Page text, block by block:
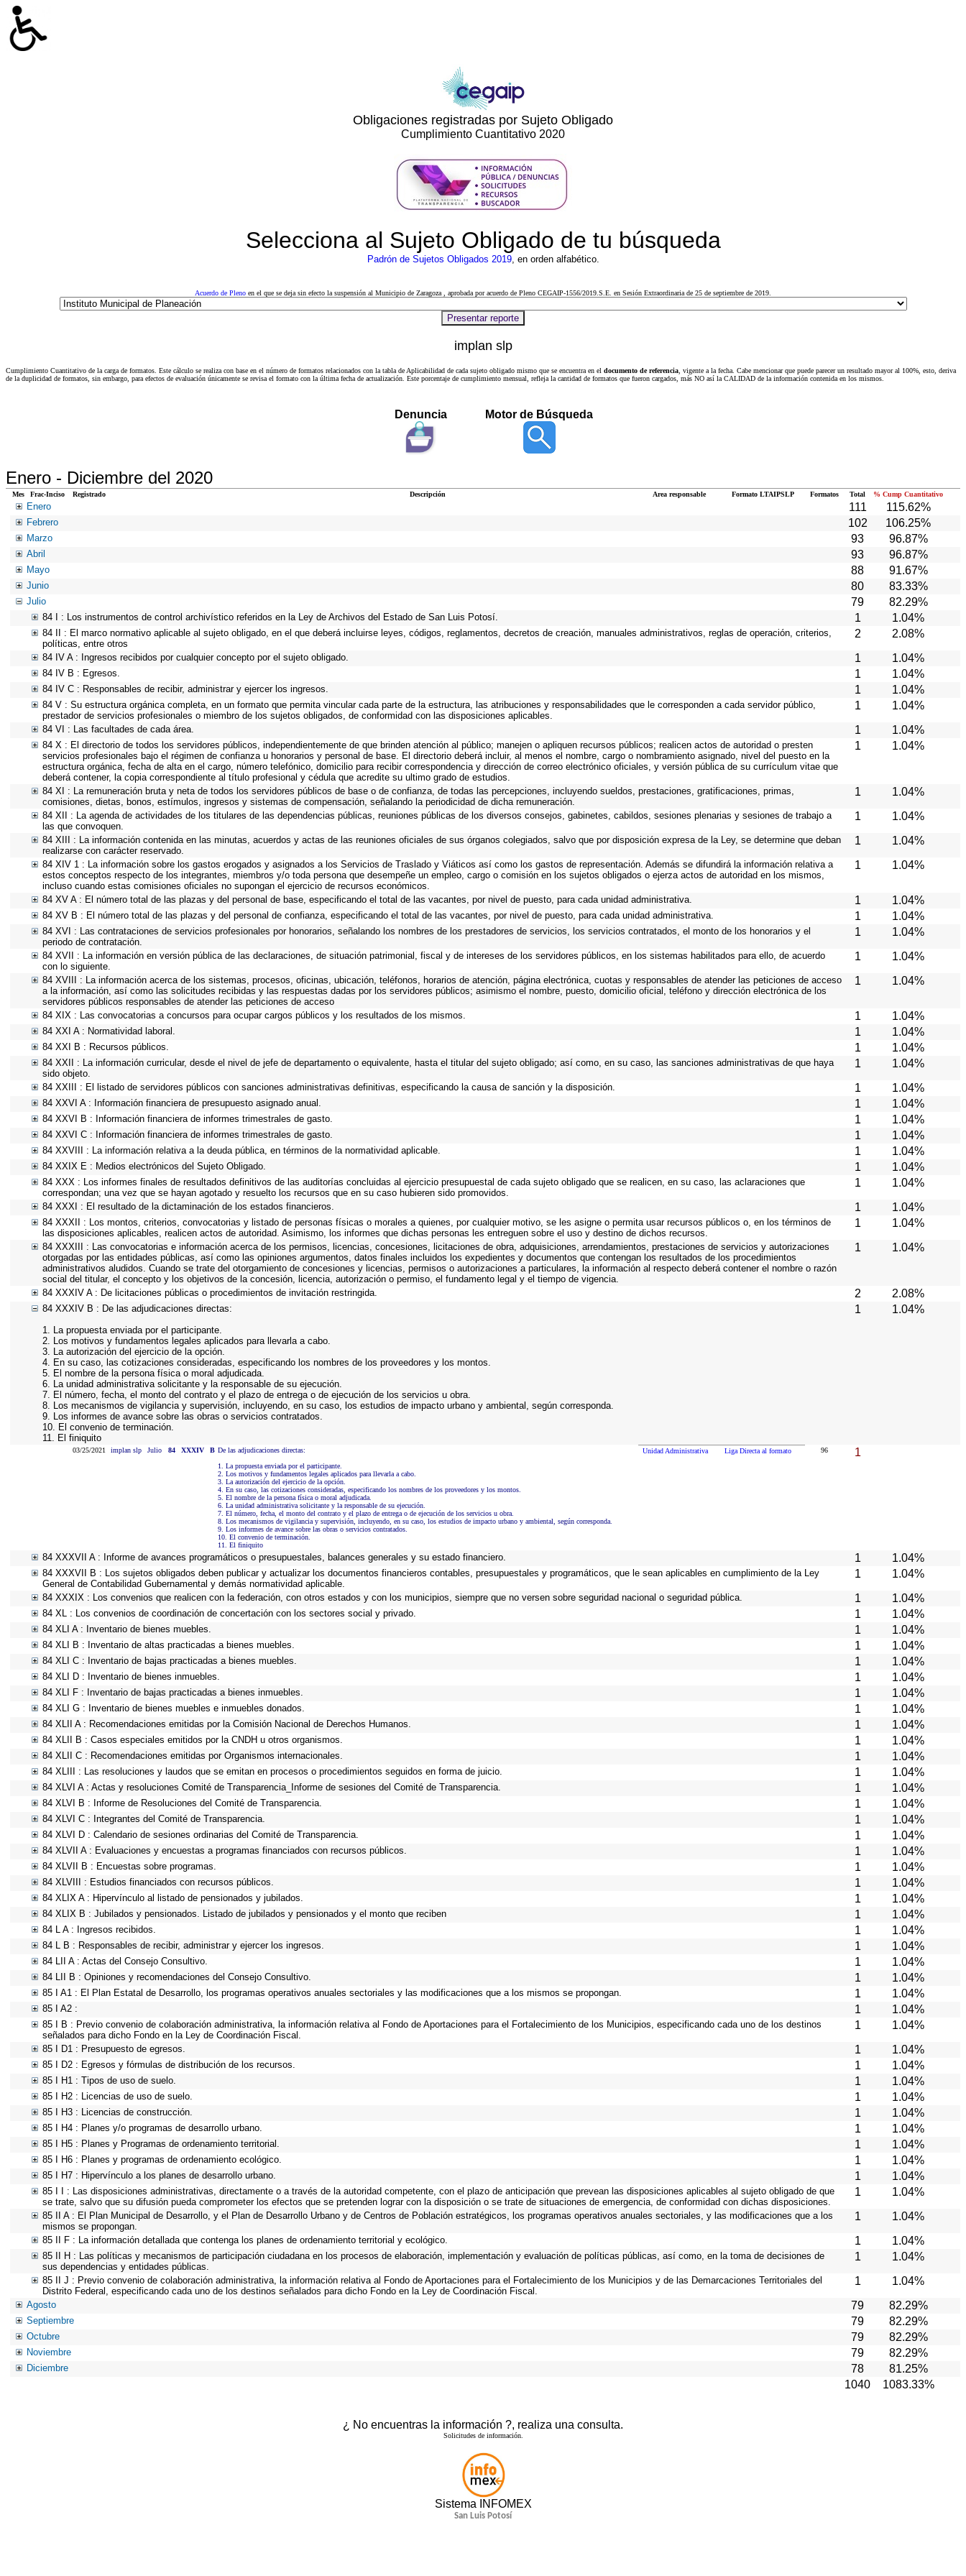
Obligaciones registradas por Sujeto Obligado
Cumplimiento Cuantitativo 2020
Selecciona al Sujeto Obligado de tu búsqueda
Padrón de Sujetos Obligados 2019, en orden alfabético.
Acuerdo de Pleno en el que se deja sin efecto la suspensión al Municipio de Zaragoza , aprobada por acuerdo de Pleno CEGAIP-1556/2019.S.E. en Sesión Extraordinaria de 25 de septiembre de 2019.
implan slp
Cumplimiento Cuantitativo de la carga de formatos. Este cálculo se realiza con base en el número de formatos relacionados con la tabla de Aplicabilidad de cada sujeto obligado mismo que se encuentra en el documento de referencia , vigente a la fecha. Cabe mencionar que puede parecer un resultado mayor al 100%, esto, deriva
de la duplicidad de formatos, sin embargo, para efectos de evaluación únicamente se revisa el formato con la última fecha de actualización. Este porcentaje de cumplimiento mensual, refleja la cantidad de formatos que fueron cargados, más NO así la CALIDAD de la información contenida en los mismos.
Denuncia Motor de Búsqueda
Enero - Diciembre del 2020
Mes Frac-Inciso Registrado Descripción Area responsable Formato LTAIPSLP Formatos Total % Cump Cuantitativo
Enero 111 115.62%
Febrero 102 106.25%
Marzo 93 96.87%
Abril 93 96.87%
Mayo 88 91.67%
Junio 80 83.33%
Julio 79 82.29%
84 I : Los instrumentos de control archivístico referidos en la Ley de Archivos del Estado de San Luis Potosí. 1 1.04%
84 II : El marco normativo aplicable al sujeto obligado, en el que deberá incluirse leyes, códigos, reglamentos, decretos de creación, manuales administrativos, reglas de operación, criterios,
políticas, entre otros
2 2.08%
84 IV A : Ingresos recibidos por cualquier concepto por el sujeto obligado. 1 1.04%
84 IV B : Egresos. 1 1.04%
84 IV C : Responsables de recibir, administrar y ejercer los ingresos. 1 1.04%
84 V : Su estructura orgánica completa, en un formato que permita vincular cada parte de la estructura, las atribuciones y responsabilidades que le corresponden a cada servidor público,
prestador de servicios profesionales o miembro de los sujetos obligados, de conformidad con las disposiciones aplicables.
1 1.04%
84 VI : Las facultades de cada área. 1 1.04%
84 X : El directorio de todos los servidores públicos, independientemente de que brinden atención al público; manejen o apliquen recursos públicos; realicen actos de autoridad o presten
servicios profesionales bajo el régimen de confianza u honorarios y personal de base. El directorio deberá incluir, al menos el nombre, cargo o nombramiento asignado, nivel del puesto en la
estructura orgánica, fecha de alta en el cargo, número telefónico, domicilio para recibir correspondencia y dirección de correo electrónico oficiales, y versión pública de su currículum vitae que
deberá contener, la copia correspondiente al título profesional y cédula que acredite su ultimo grado de estudios.
1 1.04%
84 XI : La remuneración bruta y neta de todos los servidores públicos de base o de confianza, de todas las percepciones, incluyendo sueldos, prestaciones, gratificaciones, primas,
comisiones, dietas, bonos, estímulos, ingresos y sistemas de compensación, señalando la periodicidad de dicha remuneración.
1 1.04%
84 XII : La agenda de actividades de los titulares de las dependencias públicas, reuniones públicas de los diversos consejos, gabinetes, cabildos, sesiones plenarias y sesiones de trabajo a
las que convoquen.
1 1.04%
84 XIII : La información contenida en las minutas, acuerdos y actas de las reuniones oficiales de sus órganos colegiados, salvo que por disposición expresa de la Ley, se determine que deban
realizarse con carácter reservado.
1 1.04%
84 XIV 1 : La información sobre los gastos erogados y asignados a los Servicios de Traslado y Viáticos así como los gastos de representación. Además se difundirá la información relativa a
estos conceptos respecto de los integrantes, miembros y/o toda persona que desempeñe un empleo, cargo o comisión en los sujetos obligados o ejerza actos de autoridad en los mismos,
incluso cuando estas comisiones oficiales no supongan el ejercicio de recursos económicos.
1 1.04%
84 XV A : El número total de las plazas y del personal de base, especificando el total de las vacantes, por nivel de puesto, para cada unidad administrativa. 1 1.04%
84 XV B : El número total de las plazas y del personal de confianza, especificando el total de las vacantes, por nivel de puesto, para cada unidad administrativa. 1 1.04%
84 XVI : Las contrataciones de servicios profesionales por honorarios, señalando los nombres de los prestadores de servicios, los servicios contratados, el monto de los honorarios y el
periodo de contratación.
1 1.04%
84 XVII : La información en versión pública de las declaraciones, de situación patrimonial, fiscal y de intereses de los servidores públicos, en los sistemas habilitados para ello, de acuerdo
con lo siguiente.
1 1.04%
84 XVIII : La información acerca de los sistemas, procesos, oficinas, ubicación, teléfonos, horarios de atención, página electrónica, cuotas y responsables de atender las peticiones de acceso
a la información, así como las solicitudes recibidas y las respuestas dadas por los servidores públicos; asimismo el nombre, puesto, domicilio oficial, teléfono y dirección electrónica de los
servidores públicos responsables de atender las peticiones de acceso
1 1.04%
84 XIX : Las convocatorias a concursos para ocupar cargos públicos y los resultados de los mismos. 1 1.04%
84 XXI A : Normatividad laboral. 1 1.04%
84 XXI B : Recursos públicos. 1 1.04%
84 XXII : La información curricular, desde el nivel de jefe de departamento o equivalente, hasta el titular del sujeto obligado; así como, en su caso, las sanciones administrativas de que haya
sido objeto.
1 1.04%
84 XXIII : El listado de servidores públicos con sanciones administrativas definitivas, especificando la causa de sanción y la disposición. 1 1.04%
84 XXVI A : Información financiera de presupuesto asignado anual. 1 1.04%
84 XXVI B : Información financiera de informes trimestrales de gasto. 1 1.04%
84 XXVI C : Información financiera de informes trimestrales de gasto. 1 1.04%
84 XXVIII : La información relativa a la deuda pública, en términos de la normatividad aplicable. 1 1.04%
84 XXIX E : Medios electrónicos del Sujeto Obligado. 1 1.04%
84 XXX : Los informes finales de resultados definitivos de las auditorías concluidas al ejercicio presupuestal de cada sujeto obligado que se realicen, en su caso, las aclaraciones que
correspondan; una vez que se hayan agotado y resuelto los recursos que en su caso hubieren sido promovidos.
1 1.04%
84 XXXI : El resultado de la dictaminación de los estados financieros. 1 1.04%
84 XXXII : Los montos, criterios, convocatorias y listado de personas físicas o morales a quienes, por cualquier motivo, se les asigne o permita usar recursos públicos o, en los términos de
las disposiciones aplicables, realicen actos de autoridad. Asimismo, los informes que dichas personas les entreguen sobre el uso y destino de dichos recursos.
1 1.04%
84 XXXIII : Las convocatorias e información acerca de los permisos, licencias, concesiones, licitaciones de obra, adquisiciones, arrendamientos, prestaciones de servicios y autorizaciones
otorgadas por las entidades públicas, así como las opiniones argumentos, datos finales incluidos los expedientes y documentos que contengan los resultados de los procedimientos
administrativos aludidos. Cuando se trate del otorgamiento de concesiones y licencias, permisos o autorizaciones a particulares, la información al respecto deberá contener el nombre o razón
social del titular, el concepto y los objetivos de la concesión, licencia, autorización o permiso, el fundamento legal y el tiempo de vigencia.
1 1.04%
84 XXXIV A : De licitaciones públicas o procedimientos de invitación restringida. 2 2.08%
84 XXXIV B : De las adjudicaciones directas:
1. La propuesta enviada por el participante.
2. Los motivos y fundamentos legales aplicados para llevarla a cabo.
3. La autorización del ejercicio de la opción.
4. En su caso, las cotizaciones consideradas, especificando los nombres de los proveedores y los montos.
5. El nombre de la persona física o moral adjudicada.
6. La unidad administrativa solicitante y la responsable de su ejecución.
7. El número, fecha, el monto del contrato y el plazo de entrega o de ejecución de los servicios u obra.
8. Los mecanismos de vigilancia y supervisión, incluyendo, en su caso, los estudios de impacto urbano y ambiental, según corresponda.
9. Los informes de avance sobre las obras o servicios contratados.
10. El convenio de terminación.
11. El finiquito
1 1.04%
03/25/2021 implan slp Julio 84 XXXIV B De las adjudicaciones directas:
1. La propuesta enviada por el participante.
2. Los motivos y fundamentos legales aplicados para llevarla a cabo.
3. La autorización del ejercicio de la opción.
4. En su caso, las cotizaciones consideradas, especificando los nombres de los proveedores y los montos.
5. El nombre de la persona física o moral adjudicada.
6. La unidad administrativa solicitante y la responsable de su ejecución.
7. El número, fecha, el monto del contrato y el plazo de entrega o de ejecución de los servicios u obra.
8. Los mecanismos de vigilancia y supervisión, incluyendo, en su caso, los estudios de impacto urbano y ambiental, según corresponda.
9. Los informes de avance sobre las obras o servicios contratados.
10. El convenio de terminación.
11. El finiquito
Unidad Administrativa Liga Directa al formato 96 1
84 XXXVII A : Informe de avances programáticos o presupuestales, balances generales y su estado financiero. 1 1.04%
84 XXXVII B : Los sujetos obligados deben publicar y actualizar los documentos financieros contables, presupuestales y programáticos, que le sean aplicables en cumplimiento de la Ley
General de Contabilidad Gubernamental y demás normatividad aplicable.
1 1.04%
84 XXXIX : Los convenios que realicen con la federación, con otros estados y con los municipios, siempre que no versen sobre seguridad nacional o seguridad pública. 1 1.04%
84 XL : Los convenios de coordinación de concertación con los sectores social y privado. 1 1.04%
84 XLI A : Inventario de bienes muebles. 1 1.04%
84 XLI B : Inventario de altas practicadas a bienes muebles. 1 1.04%
84 XLI C : Inventario de bajas practicadas a bienes muebles. 1 1.04%
84 XLI D : Inventario de bienes inmuebles. 1 1.04%
84 XLI F : Inventario de bajas practicadas a bienes inmuebles. 1 1.04%
84 XLI G : Inventario de bienes muebles e inmuebles donados. 1 1.04%
84 XLII A : Recomendaciones emitidas por la Comisión Nacional de Derechos Humanos. 1 1.04%
84 XLII B : Casos especiales emitidos por la CNDH u otros organismos. 1 1.04%
84 XLII C : Recomendaciones emitidas por Organismos internacionales. 1 1.04%
84 XLIII : Las resoluciones y laudos que se emitan en procesos o procedimientos seguidos en forma de juicio. 1 1.04%
84 XLVI A : Actas y resoluciones Comité de Transparencia_Informe de sesiones del Comité de Transparencia. 1 1.04%
84 XLVI B : Informe de Resoluciones del Comité de Transparencia. 1 1.04%
84 XLVI C : Integrantes del Comité de Transparencia. 1 1.04%
84 XLVI D : Calendario de sesiones ordinarias del Comité de Transparencia. 1 1.04%
84 XLVII A : Evaluaciones y encuestas a programas financiados con recursos públicos. 1 1.04%
84 XLVII B : Encuestas sobre programas. 1 1.04%
84 XLVIII : Estudios financiados con recursos públicos. 1 1.04%
84 XLIX A : Hipervínculo al listado de pensionados y jubilados. 1 1.04%
84 XLIX B : Jubilados y pensionados. Listado de jubilados y pensionados y el monto que reciben 1 1.04%
84 L A : Ingresos recibidos. 1 1.04%
84 L B : Responsables de recibir, administrar y ejercer los ingresos. 1 1.04%
84 LII A : Actas del Consejo Consultivo. 1 1.04%
84 LII B : Opiniones y recomendaciones del Consejo Consultivo. 1 1.04%
85 I A1 : El Plan Estatal de Desarrollo, los programas operativos anuales sectoriales y las modificaciones que a los mismos se propongan. 1 1.04%
85 I A2 : 1 1.04%
85 I B : Previo convenio de colaboración administrativa, la información relativa al Fondo de Aportaciones para el Fortalecimiento de los Municipios, especificando cada uno de los destinos
señalados para dicho Fondo en la Ley de Coordinación Fiscal.
1 1.04%
85 I D1 : Presupuesto de egresos. 1 1.04%
85 I D2 : Egresos y fórmulas de distribución de los recursos. 1 1.04%
85 I H1 : Tipos de uso de suelo. 1 1.04%
85 I H2 : Licencias de uso de suelo. 1 1.04%
85 I H3 : Licencias de construcción. 1 1.04%
85 I H4 : Planes y/o programas de desarrollo urbano. 1 1.04%
85 I H5 : Planes y Programas de ordenamiento territorial. 1 1.04%
85 I H6 : Planes y programas de ordenamiento ecológico. 1 1.04%
85 I H7 : Hipervínculo a los planes de desarrollo urbano. 1 1.04%
85 I I : Las disposiciones administrativas, directamente o a través de la autoridad competente, con el plazo de anticipación que prevean las disposiciones aplicables al sujeto obligado de que
se trate, salvo que su difusión pueda comprometer los efectos que se pretenden lograr con la disposición o se trate de situaciones de emergencia, de conformidad con dichas disposiciones.
1 1.04%
85 II A : El Plan Municipal de Desarrollo, y el Plan de Desarrollo Urbano y de Centros de Población estratégicos, los programas operativos anuales sectoriales, y las modificaciones que a los
mismos se propongan.
1 1.04%
85 II F : La información detallada que contenga los planes de ordenamiento territorial y ecológico. 1 1.04%
85 II H : Las políticas y mecanismos de participación ciudadana en los procesos de elaboración, implementación y evaluación de políticas públicas, así como, en la toma de decisiones de
sus dependencias y entidades públicas.
1 1.04%
85 II J : Previo convenio de colaboración administrativa, la información relativa al Fondo de Aportaciones para el Fortalecimiento de los Municipios y de las Demarcaciones Territoriales del
Distrito Federal, especificando cada uno de los destinos señalados para dicho Fondo en la Ley de Coordinación Fiscal.
1 1.04%
Agosto 79 82.29%
Septiembre 79 82.29%
Octubre 79 82.29%
Noviembre 79 82.29%
Diciembre 78
81.25%
1040
1083.33%
¿ No encuentras la información ?, realiza una consulta.
Solicitudes de información.
Sistema INFOMEX
San Luis Potosí